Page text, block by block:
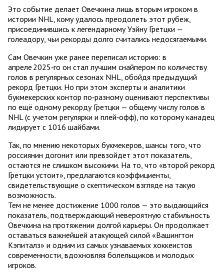
Это событие делает Овечкина лишь вторым игроком в
истории NHL, кому удалось преодолеть этот рубеж,
присоединившись к легендарному Уэйну Гретцки —
голеадору, чьи рекорды долго считались недосягаемыми.
Сам Овечкин уже ранее переписал историю: в
апреле 2025‑го он стал лучшим снайпером по количеству
голов в регулярных сезонах NHL, обойдя предыдущий
рекорд Гретцки. Но при этом эксперты и аналитики
букмекерских контор по‑разному оценивают перспективы
по ещё одному рекорду Гретцки — общему числу голов в
NHL (с учетом регулярки и плей‑офф), по которому канадец
лидирует с 1016 шайбами.
Так, по мнению некоторых букмекеров, шансы того, что
россиянин догонит или превзойдет этот показатель,
остаются не слишком высокими. На то, что «второй рекорд
Гретцки устоит», предлагаются коэффициенты,
свидетельствующие о скептическом взгляде на такую
возможность.
Тем не менее достижение 1000 голов — это выдающийся
показатель, подтверждающий невероятную стабильность
Овечкина на протяжении долгой карьеры. Он продолжает
оставаться важнейшей атакующей силой «Вашингтон
Кэпиталз» и одним из самых узнаваемых хоккеистов
современности, вдохновляя болельщиков и молодых
игроков.